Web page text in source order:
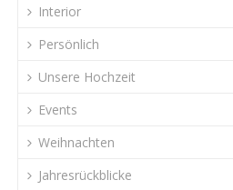
Interior
Persönlich
Unsere Hochzeit
Events
Weihnachten
Jahresrückblicke